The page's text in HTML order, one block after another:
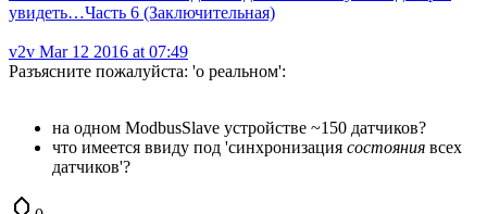
увидеть…Часть 6 (Заключительная)
v2v Mar 12 2016 at 07:49
Разъясните пожалуйста: 'о реальном':
на одном ModbusSlave устройстве ~150 датчиков?
что имеется ввиду под 'синхронизация состояния всех
датчиков'?